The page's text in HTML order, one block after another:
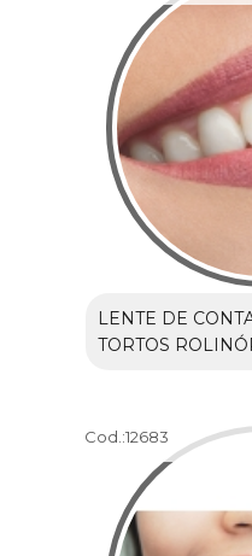
LENTE DE
TORTOS
Cod.:12683